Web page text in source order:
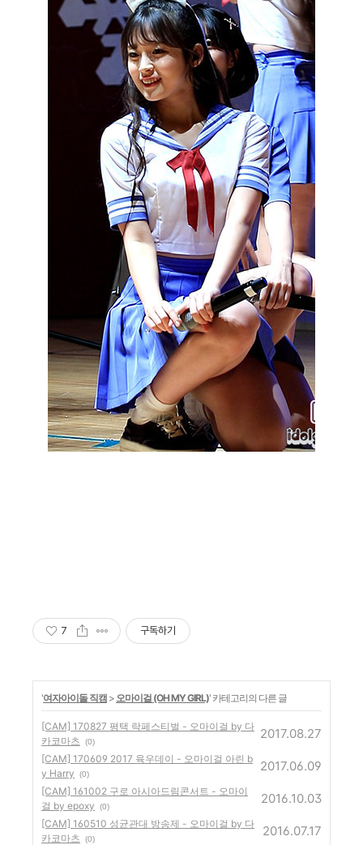
7 구독하기
'여자아이돌 직캠 > 오마이걸 (OH MY GIRL)' 카테고리의 다른 글
[CAM] 170827 평택 락페스티벌 - 오마이걸 by 다
카코마츠
(0)
2017.08.27
[CAM] 170609 2017 육우데이 - 오마이걸 아린 b
y Harry
(0)
2017.06.09
[CAM] 161002 구로 아시아드림콘서트 - 오마이
걸 by epoxy
(0)
2016.10.03
[CAM] 160510 성균관대 방송제 - 오마이걸 by 다
카코마츠
(0)
2016.07.17